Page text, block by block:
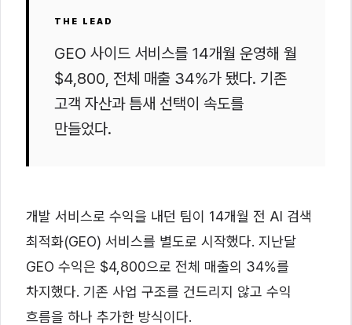
THE LEAD
GEO 사이드 서비스를 14개월 운영해 월
$4,800, 전체 매출 34%가 됐다. 기존
고객 자산과 틈새 선택이 속도를
만들었다.
개발 서비스로 수익을 내던 팀이 14개월 전 AI 검색
최적화(GEO) 서비스를 별도로 시작했다. 지난달
GEO 수익은 $4,800으로 전체 매출의 34%를
차지했다. 기존 사업 구조를 건드리지 않고 수익
흐름을 하나 추가한 방식이다.